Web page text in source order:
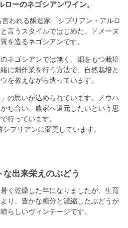
ーのネゴシアンワイン。
われる醸造家「シプリアン・アルロ
言うスタイルではじめた、ドメーヌ
を造るネゴシアンです。
ネゴシアンでは無く、畑をもつ栽培
に畑作業を行う方法で、自然栽培と
を教えながら造っています。
の思いが込められています。ノウハ
ち合い、農家へ還元したいという思
行っています。
プリアンに変更しています。
出来栄えのぶどう
く乾燥した年になりましたが、生育
り、豊かな糖分と濃縮したぶどうが
らしいヴィンテージです。